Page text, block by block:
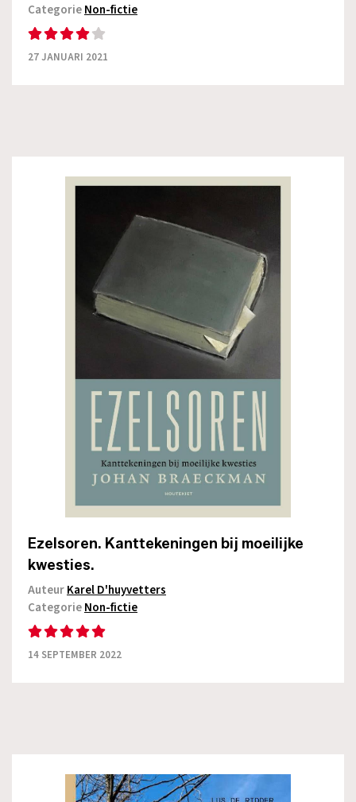
CategorieNon-fictie
27 JANUARI 2021
Ezelsoren. Kanttekeningen bij moeilijke
kwesties.
AuteurKarel D'huyvetters
CategorieNon-fictie
14 SEPTEMBER 2022